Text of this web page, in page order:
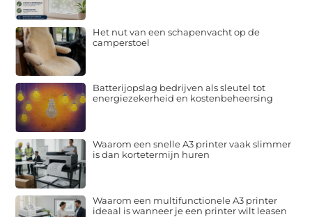
Het nut van een schapenvacht op de
camperstoel
Batterijopslag bedrijven als sleutel tot
energiezekerheid en kostenbeheersing
Waarom een snelle A3 printer vaak slimmer
is dan kortetermijn huren
Waarom een multifunctionele A3 printer
ideaal is wanneer je een printer wilt leasen